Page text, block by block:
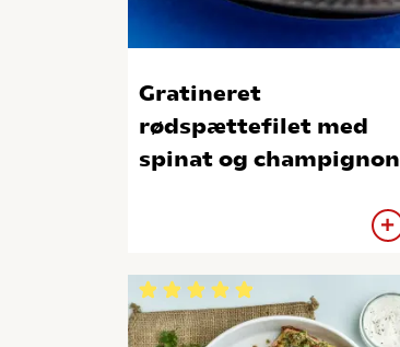
Gratineret
rødspættefilet med
spinat og champignon